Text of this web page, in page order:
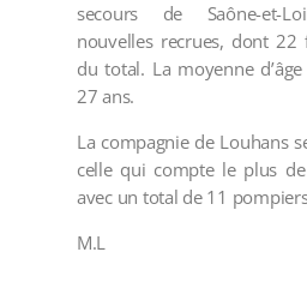
secours de Saône-et-
nouvelles recrues, dont
du total. La moyenne
27 ans.
La compagnie de Louhans
celle qui compte le plus
avec un total de 11
M.L